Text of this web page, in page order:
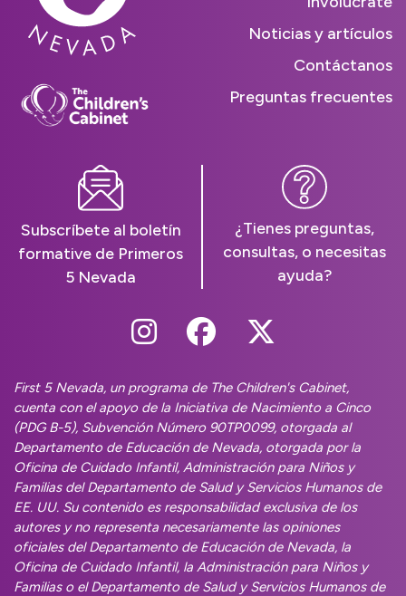
Noticias y artículos
Contáctanos
Preguntas frecuentes
Subscríbete al boletín
formative de Primeros
5 Nevada
¿Tienes preguntas,
consultas, o necesitas
ayuda?
Follow Us On
Follow Us On
Follow Us
First 5 Nevada, un programa de The Children's Cabinet,
cuenta con el apoyo de la Iniciativa de Nacimiento a Cinco
(PDG B-5), Subvención Número 90TP0099, otorgada al
Departamento de Educación de Nevada, otorgada por la
Oficina de Cuidado Infantil, Administración para Niños y
Familias del Departamento de Salud y Servicios Humanos de
EE. UU. Su contenido es responsabilidad exclusiva de los
autores y no representa necesariamente las opiniones
oficiales del Departamento de Educación de Nevada, la
Oficina de Cuidado Infantil, la Administración para Niños y
Familias o el Departamento de Salud y Servicios Humanos de